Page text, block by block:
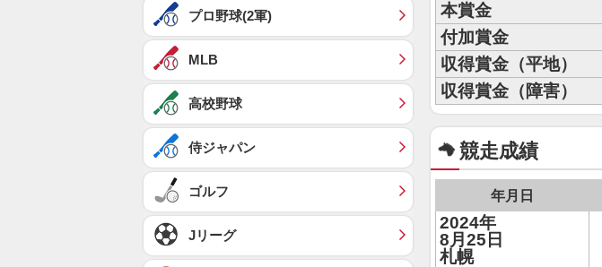
本賞金
付加賞金
収得賞金（平地）
収得賞金（障害）
競走成績
年月日
2024年
8月25日
札幌
プロ野球(2軍)
MLB
高校野球
侍ジャパン
ゴルフ
Jリーグ